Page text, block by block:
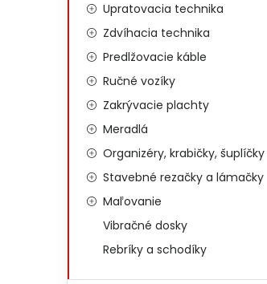
Upratovacia technika
Zdvíhacia technika
Predlžovacie káble
Ručné vozíky
Zakrývacie plachty
Meradlá
Organizéry, krabičky, šuplíčky
Stavebné rezačky a lámačky
Maľovanie
Vibračné dosky
Rebríky a schodíky